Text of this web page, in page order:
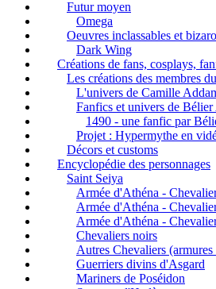
Futur moyen
Omega
Oeuvres inclassables et
Dark Wing
Créations de fans, cosplays,
Les créations des membres
L'univers de Camille
Fanfics et univers de Bélier
1490 - une fanfic par
Projet : Hypermythe en
Décors et customs
Encyclopédie des personnages
Saint Seiya
Armée d'Athéna -
Armée d'Athéna -
Armée d'Athéna -
Chevaliers noirs
Autres Chevaliers
Guerriers divins d'Asgard
Mariners de Poséidon